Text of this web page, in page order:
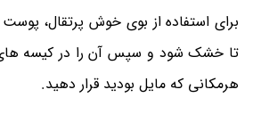
برای استفاده از بوی خوش پرتقال، پوست
تا خشک شود و سپس آن را در کیسه های
هرمکانی که مایل بودید قرار دهید.